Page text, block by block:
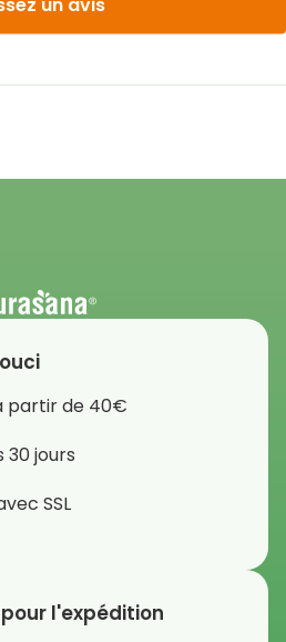
partir de 40€
30 jours
SSL
l'expédition